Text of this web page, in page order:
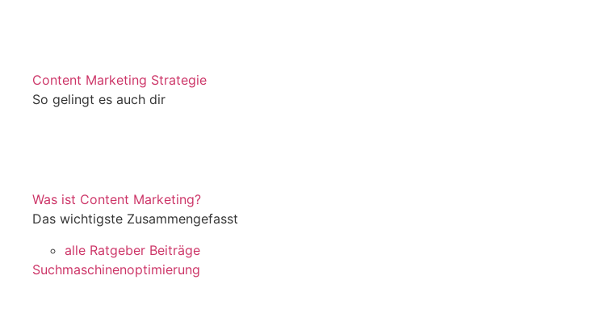
Content Marketing Strategie
So gelingt es auch dir
Was ist Content Marketing?
Das wichtigste Zusammengefasst
alle Ratgeber Beiträge
Suchmaschinenoptimierung